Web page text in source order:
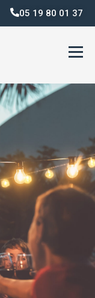
05 19 80 01 37